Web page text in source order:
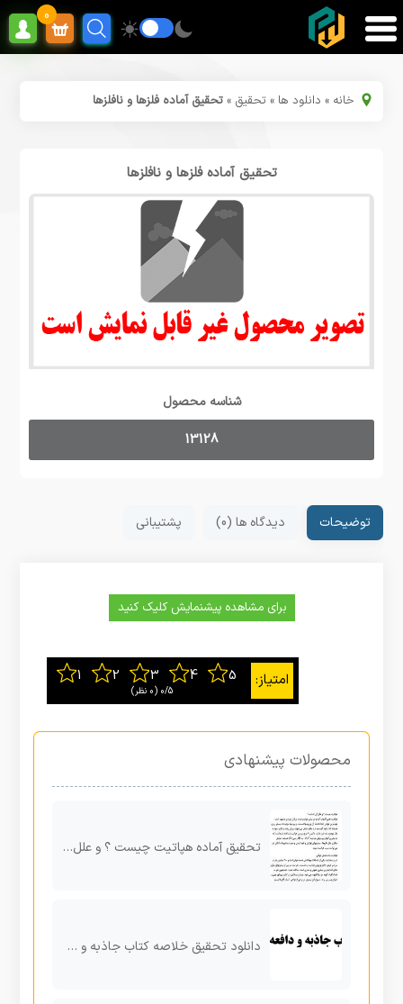
0
خانه » دانلود ها » تحقیق »تحقیق آماده فلزها و نافلزها
تحقیق آماده فلزها و نافلزها
شناسه محصول
13128
توضیحات دیدگاه ها (0) پشتیبانی
برای مشاهده پیشنمایش کلیک کنید
0/5 ‫(0 نظر)
محصولات پیشنهادی
تحقیق آماده هپاتیت چیست ؟ و علل آن کدامند ؟
دانلود تحقیق خلاصه کتاب جاذبه و دافعه علی (ع)